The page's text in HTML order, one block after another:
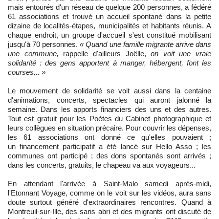
mais entourés d'un réseau de quelque 200 personnes, a fédéré
61 associations et trouvé un accueil spontané dans la petite
dizaine de localités-étapes, municipalités et habitants réunis. A
chaque endroit, un groupe d'accueil s'est constitué mobilisant
jusqu'à 70 personnes.« Quand une famille migrante arrive dans
une commune, rappelle d'ailleurs Joëlle,on voit une vraie
solidarité : des gens apportent à manger, hébergent, font les
courses... »
Le mouvement de solidarité se voit aussi dans la centaine
d'animations, concerts, spectacles qui auront jalonné la
semaine. Dans les apports financiers des uns et des autres.
Tout est gratuit pour les Poètes du Cabinet photographique et
leurs collègues en situation précaire. Pour couvrir les dépenses,
les 61 associations ont donné ce qu'elles pouvaient ;
un financement participatif a été lancé sur Hello Asso ; les
communes ont participé ; des dons spontanés sont arrivés ;
dans les concerts, gratuits, le chapeau va aux voyageurs...
En attendant l'arrivée à Saint-Malo samedi après-midi,
l'Etonnant Voyage, comme on le voit sur les vidéos, aura sans
doute surtout généré d'extraordinaires rencontres. Quand à
Montreuil-sur-Ille, des sans abri et des migrants ont discuté de